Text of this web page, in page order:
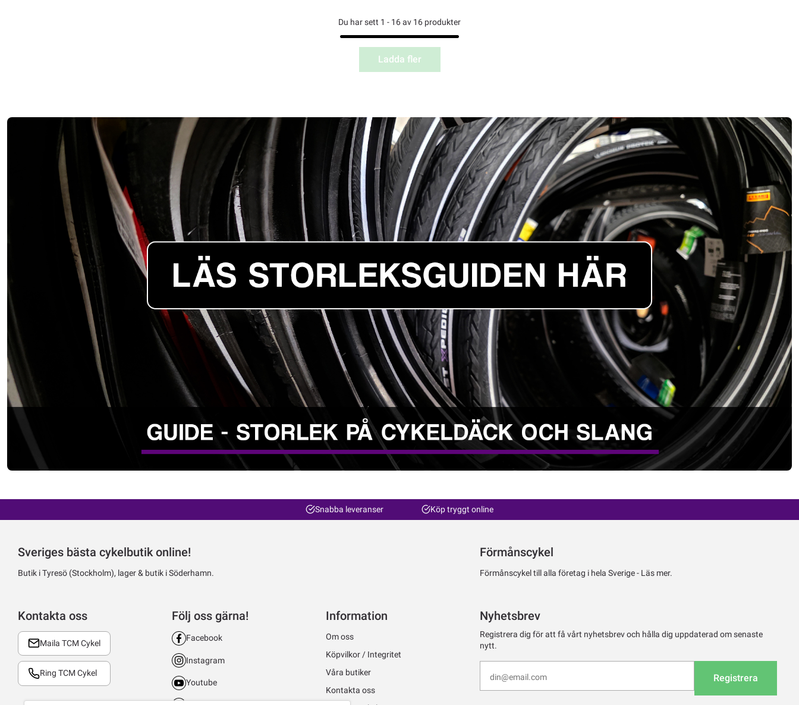
Du har sett 1 - 16 av 16 produkter
Ladda fler
Snabba leveranser Köp tryggt online
Sveriges bästa cykelbutik online!
Butik i Tyresö (Stockholm), lager & butik i Söderhamn.
Förmånscykel
Förmånscykel till alla företag i hela Sverige - Läs mer.
Kontakta oss
Maila TCM Cykel
Ring TCM Cykel
Följ oss gärna!
Facebook
Instagram
Youtube
Information
Om oss
Köpvilkor / Integritet
Våra butiker
Kontakta oss
Nyhetsbrev
Registrera dig för att få vårt nyhetsbrev och hålla dig uppdaterad om senaste
nytt.
Registrera